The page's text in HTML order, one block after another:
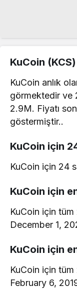
KuCoin
KuCoin anlık
görmektedir ve
2.9M. Fiyatı
göstermiştir..
KuCoin için
KuCoin için 24
KuCoin için
KuCoin için tüm
December 1,
KuCoin için
KuCoin için tüm
February 6,